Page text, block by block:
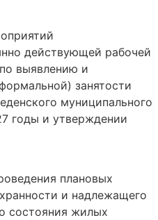
действующей рабочей
выявлению и
занятости
муниципального
годы и утверждении
плановых
и надлежащего
состояния жилых